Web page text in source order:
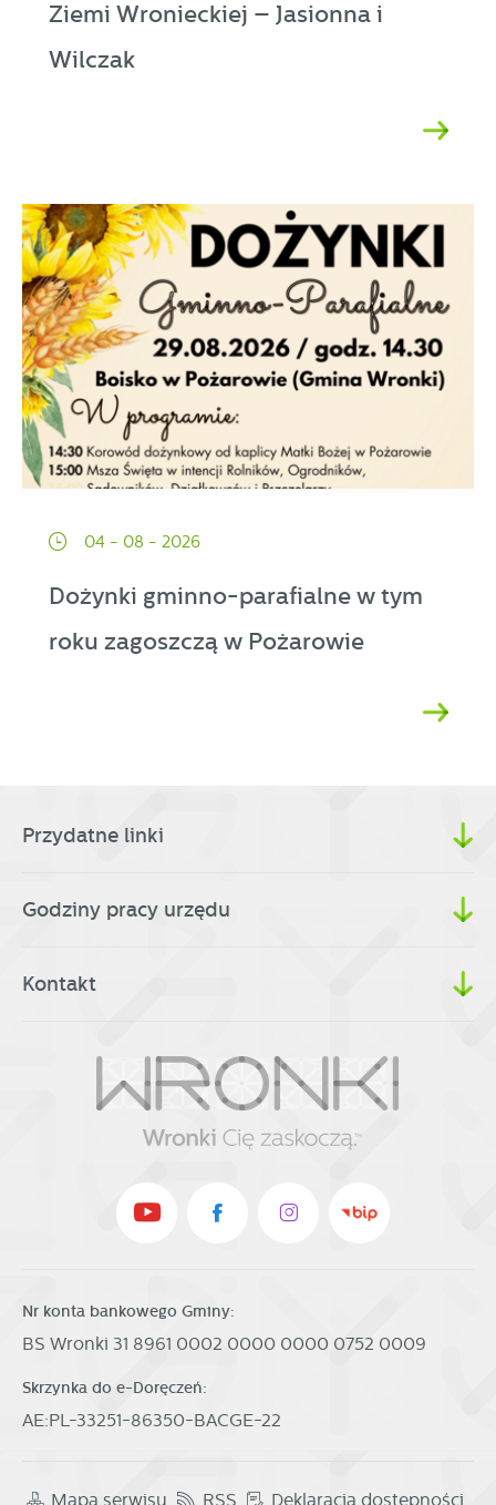
Ziemi Wronieckiej – Jasionna i
Wilczak
04 - 08 - 2026
Dożynki gminno-parafialne w tym
roku zagoszczą w Pożarowie
Przydatne linki
Godziny pracy urzędu
Kontakt
Nr konta bankowego Gminy:
BS Wronki 31 8961 0002 0000 0000 0752 0009
Skrzynka do e-Doręczeń:
AE:PL-33251-86350-BACGE-22
Mapa serwisu RSS Deklaracja dostępności